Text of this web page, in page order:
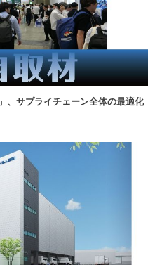
、サプライチェーン全体の最適化